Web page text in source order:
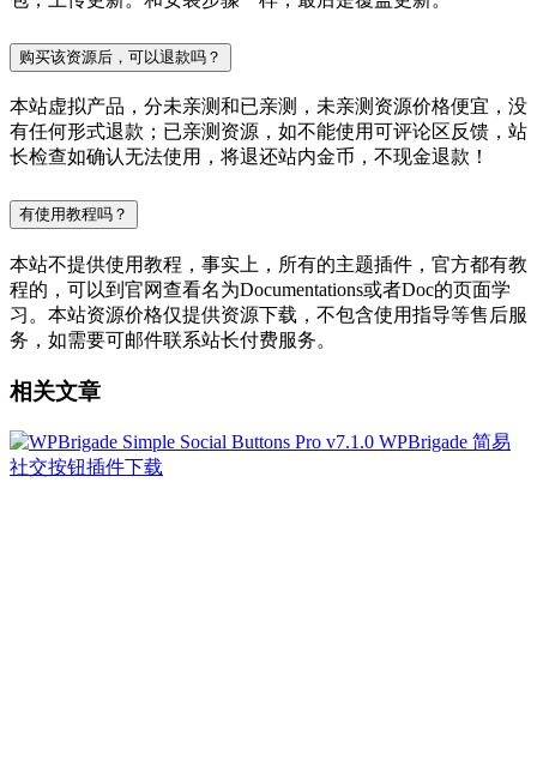
购买该资源后，可以退款吗？
本站虚拟产品，分未亲测和已亲测，未亲测资源价格便宜，没
有任何形式退款；已亲测资源，如不能使用可评论区反馈，站
长检查如确认无法使用，将退还站内金币，不现金退款！
有使用教程吗？
本站不提供使用教程，事实上，所有的主题插件，官方都有教
程的，可以到官网查看名为Documentations或者Doc的页面学
习。本站资源价格仅提供资源下载，不包含使用指导等售后服
务，如需要可邮件联系站长付费服务。
相关文章